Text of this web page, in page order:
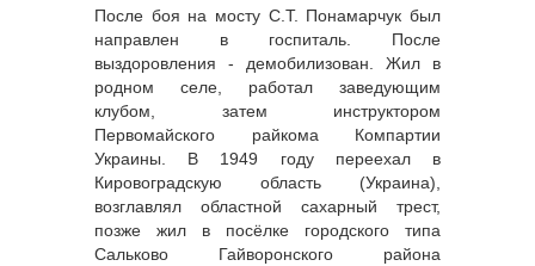
После боя на мосту С.Т. Понамарчук был
направлен в госпиталь. После
выздоровления - демобилизован. Жил в
родном селе, работал заведующим
клубом, затем инструктором
Первомайского райкома Компартии
Украины. В 1949 году переехал в
Кировоградскую область (Украина),
возглавлял областной сахарный трест,
позже жил в посёлке городского типа
Сальково Гайворонского района